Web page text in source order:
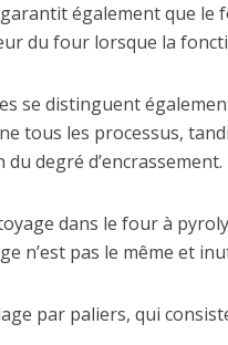
également que
du four lorsque la
se distinguent
tous les processus,
degré d’encrassement.
dans le four à
n’est pas le même et
par paliers, qui